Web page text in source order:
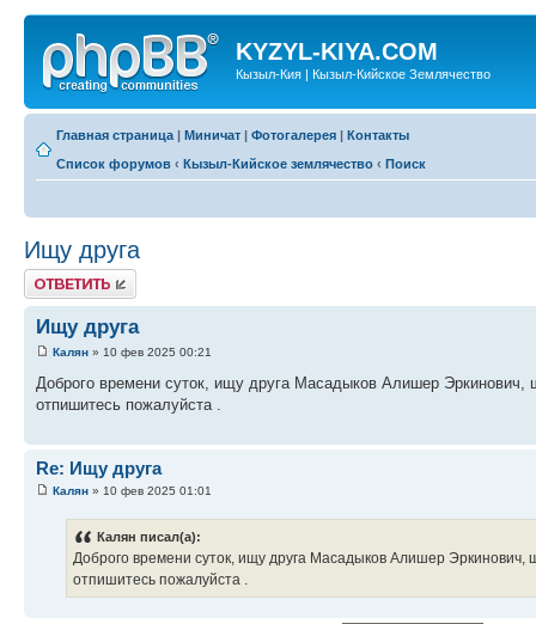
KYZYL-KIYA.COM
Кызыл-Кия | Кызыл-Кийское Землячество
Главная страница | Миничат | Фотогалерея | Контакты
Список форумов ‹ Кызыл-Кийское землячество ‹ Поиск
Ищу друга
Ответить
Ищу друга
Калян » 10 фев 2025 00:21
Доброго времени суток, ищу друга Масадыков Алишер Эркинович,
отпишитесь пожалуйста .
Re: Ищу друга
Калян » 10 фев 2025 01:01
Калян писал(а):
Доброго времени суток, ищу друга Масадыков Алишер Эркинович,
отпишитесь пожалуйста .